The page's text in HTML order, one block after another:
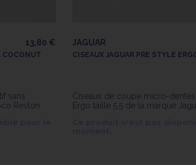
13,80 €
COCONUT
sans
Revlon
JAGUAR
CISEAUX JAGUAR PRE STYLE
Ciseaux de coupe micro-
Ergo taille 5,5 de la marque